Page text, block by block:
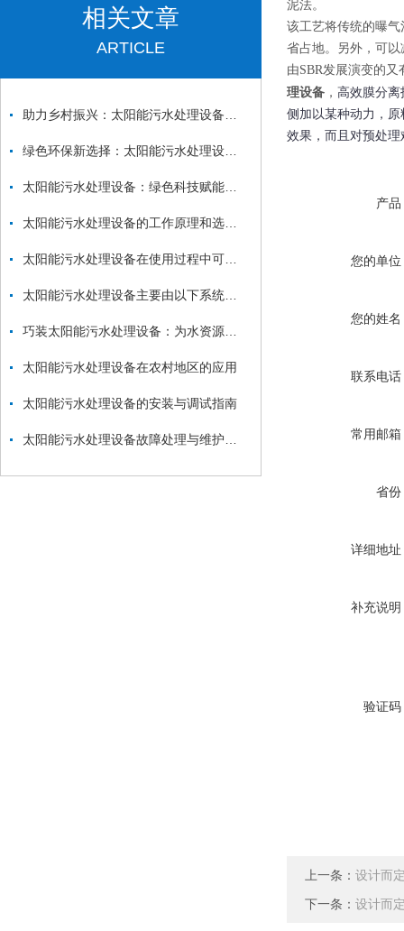
相关文章
ARTICLE
太阳能污水处理设备在农村地区的应用
太阳能污水处理设备的安装与调试指南
泥法。
该工艺将传统的曝
省占地。另外，可
由SBR发展演变的
理设备 ， 高效膜分离
侧加以某种动力，
效果，而且对预处
产品
您的单位
您的姓名
联系电话
常用邮箱
省份
详细地址
补充说明
验证码
上一条： 设计而
下一条： 设计而